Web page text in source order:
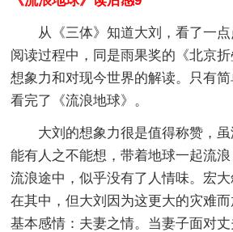
从《三体》知道大刘，看了一
阅读过程中，同是雨果奖的《北京
想象力和对现今世界的解读。只有
看完了《流浪地球》。
大刘的想象力很是值得称赞，
能有人之不能想，带着地球一起流
流浪途中，似乎没有了人情味。宏
在其中，但大刘因为这更大的灾难
基本感情：夫妻之情。当妻子面对